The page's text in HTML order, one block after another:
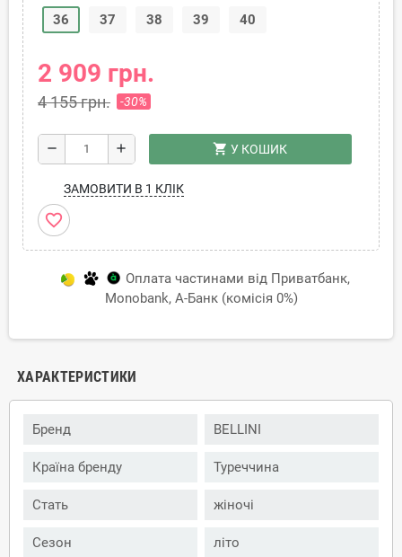
36
37 38 39 40
2 909 грн.
4 155 грн. -30%
remove add shopping_cart У КОШИК
ЗАМОВИТИ В 1 КЛІК
favorite_border
Оплата частинами від Приватбанк,
Monobank, А-Банк (комісія 0%)
ХАРАКТЕРИСТИКИ
Бренд BELLINI
Країна бренду Туреччина
Стать жіночі
Сезон літо